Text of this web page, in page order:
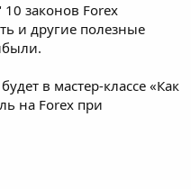
10 законов Forex
и другие полезные
в мастер-классе «Как
на Forex при